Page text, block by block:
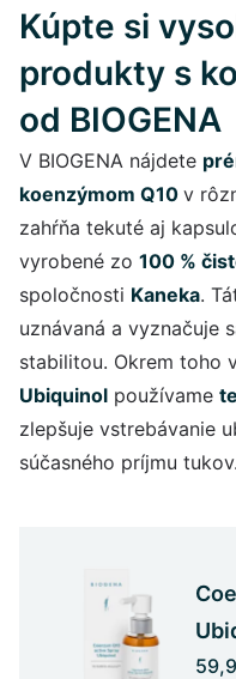
Kúpte si
produkty s
od BIOGENA
V BIOGENA nájdete
koenzýmom Q10 v
zahŕňa tekuté aj
vyrobené zo 100 %
spoločnosti Kaneka.
uznávaná a vyznačuje
stabilitou. Okrem toho
Ubiquinol používame
zlepšuje vstrebávanie
súčasného príjmu tukov.